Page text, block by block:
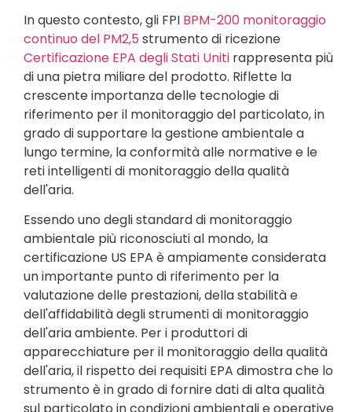
In questo contesto, gli FPI BPM-200 monitoraggio
continuo del PM2,5 strumento di ricezione
Certificazione EPA degli Stati Uniti rappresenta più
di una pietra miliare del prodotto. Riflette la
crescente importanza delle tecnologie di
riferimento per il monitoraggio del particolato, in
grado di supportare la gestione ambientale a
lungo termine, la conformità alle normative e le
reti intelligenti di monitoraggio della qualità
dell'aria.
Essendo uno degli standard di monitoraggio
ambientale più riconosciuti al mondo, la
certificazione US EPA è ampiamente considerata
un importante punto di riferimento per la
valutazione delle prestazioni, della stabilità e
dell'affidabilità degli strumenti di monitoraggio
dell'aria ambiente. Per i produttori di
apparecchiature per il monitoraggio della qualità
dell'aria, il rispetto dei requisiti EPA dimostra che lo
strumento è in grado di fornire dati di alta qualità